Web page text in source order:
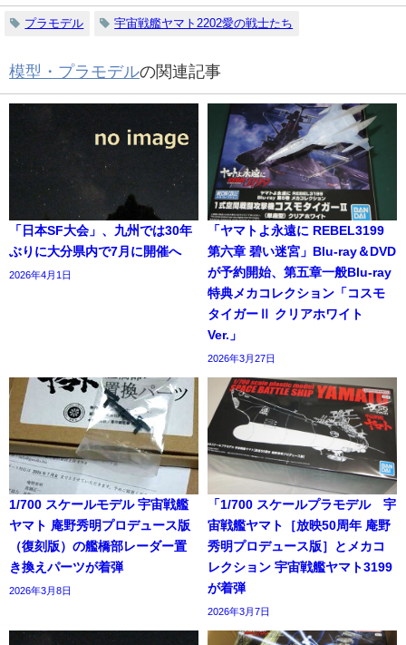
プラモデル 宇宙戦艦ヤマト2202愛の戦士たち
模型・プラモデルの関連記事
「日本SF大会」、九州では30年
ぶりに大分県内で7月に開催へ
2026年4月1日
「ヤマトよ永遠に REBEL3199
第六章 碧い迷宮」Blu-ray＆DVD
が予約開始、第五章一般Blu-ray
特典メカコレクション「コスモ
タイガーⅡ クリアホワイト
Ver.」
2026年3月27日
1/700 スケールモデル 宇宙戦艦
ヤマト 庵野秀明プロデュース版
（復刻版）の艦橋部レーダー置
き換えパーツが着弾
2026年3月8日
「1/700 スケールプラモデル 宇
宙戦艦ヤマト［放映50周年 庵野
秀明プロデュース版］とメカコ
レクション 宇宙戦艦ヤマト3199
が着弾
2026年3月7日